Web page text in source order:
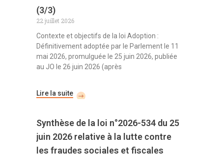
(3/3)
22 juillet 2026
Contexte et objectifs de la loi Adoption :
Définitivement adoptée par le Parlement le 11
mai 2026, promulguée le 25 juin 2026, publiée
au JO le 26 juin 2026 (après
Lire la suite
Synthèse de la loi n°2026-534 du 25
juin 2026 relative à la lutte contre
les fraudes sociales et fiscales